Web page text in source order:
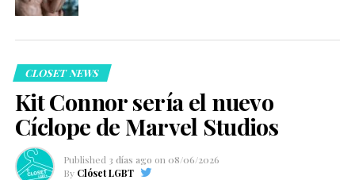
CLOSET NEWS
Kit Connor sería el nuevo
Cíclope de Marvel Studios
Published 3 días ago on 08/06/2026
By Clóset LGBT